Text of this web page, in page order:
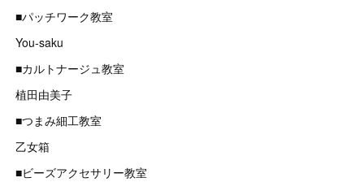
■パッチワーク教室
You-saku
■カルトナージュ教室
植田由美子
■つまみ細工教室
乙女箱
■ビーズアクセサリー教室